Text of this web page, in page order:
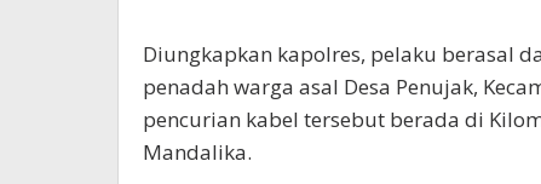
Diungkapkan kapolres, pelaku berasal
penadah warga asal Desa Penujak,
pencurian kabel tersebut berada di
Mandalika.